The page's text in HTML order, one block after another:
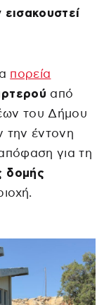
πορεία
από
του Δήμου
την έντονη
για τη
δομής